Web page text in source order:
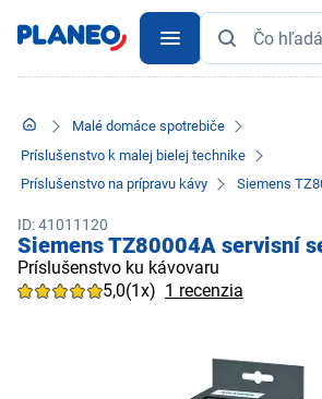
Malé domáce spotrebiče
Príslušenstvo k malej bielej technike
Príslušenstvo na prípravu kávy
Siemens
ID: 41011120
Siemens TZ80004A servisní
Príslušenstvo ku kávovaru
5,0(1x) 1 recenzia